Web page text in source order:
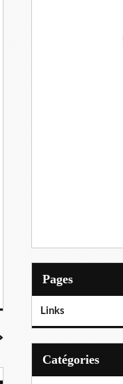
Pages
Links
Catégories